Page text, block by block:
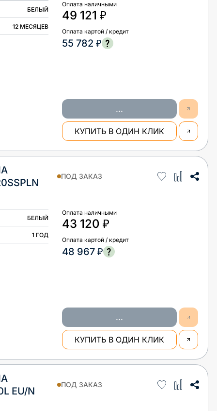
БЕЛЫЙ
12 МЕСЯЦЕВ
Оплата наличными
49 121 ₽
Оплата картой / кредит
55 782 ₽
...
КУПИТЬ В ОДИН КЛИК
ПОД ЗАКАЗ
БЕЛЫЙ
1 ГОД
Оплата наличными
43 120 ₽
Оплата картой / кредит
48 967 ₽
...
КУПИТЬ В ОДИН КЛИК
EU/N
ПОД ЗАКАЗ